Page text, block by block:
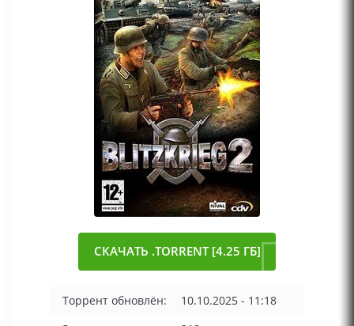
СКАЧАТЬ .TORRENT [4.25 ГБ]
Торрент обновлён:
10.10.2025 - 11:18